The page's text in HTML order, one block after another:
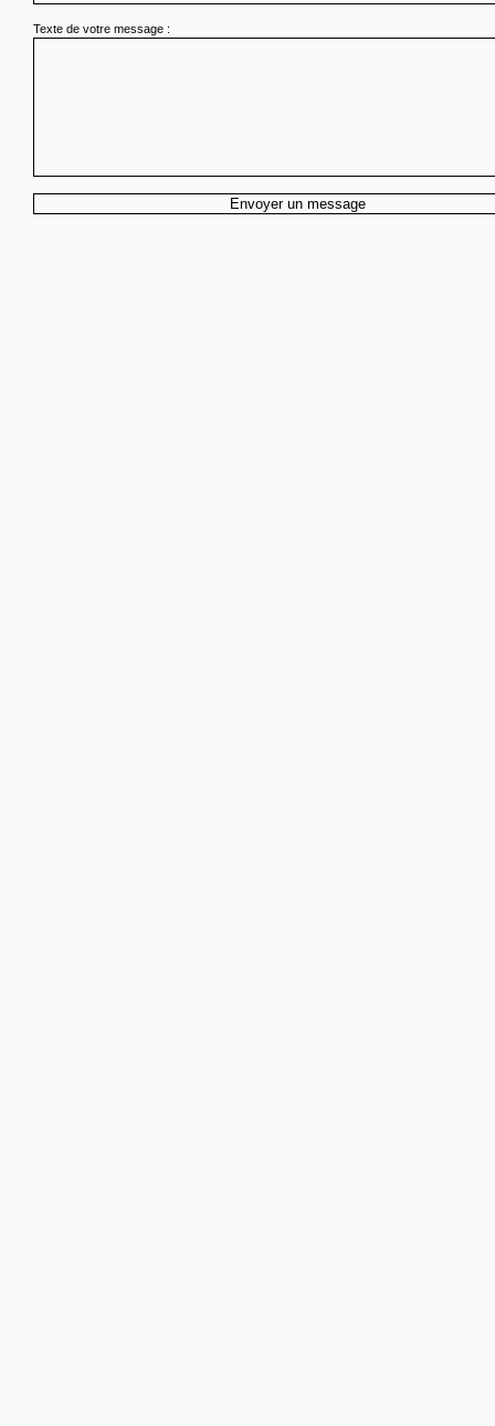
Texte de votre message :